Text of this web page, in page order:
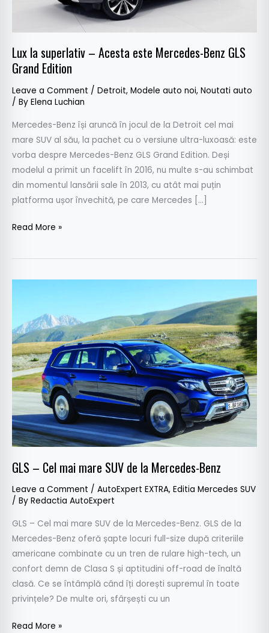
Lux la superlativ – Acesta este Mercedes-Benz GLS
Grand Edition
Leave a Comment / Detroit, Modele auto noi, Noutati auto
/ By Elena Luchian
Mercedes-Benz își aruncă în jocul de la Detroit cel mai
mare SUV al său, la pachet cu o versiune ultra-luxoasă: este
vorba despre Mercedes-Benz GLS Grand Edition. Deși
modelul a primit un facelift în 2016, nu multe s-au schimbat
din momentul lansării sale în 2013, cu atât mai puțin
platforma ușor învechită, pe care Mercedes […]
Grand
Edition
Read More »
GLS – Cel mai mare SUV de la Mercedes-Benz
Leave a Comment / AutoExpert EXTRA, Editia Mercedes SUV
/ By Redactia AutoExpert
GLS – Cel mai mare SUV de la Mercedes-Benz. GLS de la
Mercedes-Benz oferă șapte locuri full-size după criteriile
americane combinate cu un tren de rulare high-tech, un
confort demn de Clasa S și aptitudini off-road de înaltă
clasă. Ce se întâmplă când îți dorești supremul în toate
privințele? De multe ori, sfârșești cu un
mai
mare
SUV
de
la
Mercedes-
Benz
Read More »